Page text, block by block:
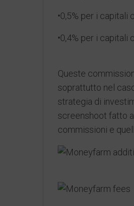
•0,5% per i capitali
•0,4% per i capitali
Queste
soprattutto nel
strategia di
screenshoot fatto
commissioni e